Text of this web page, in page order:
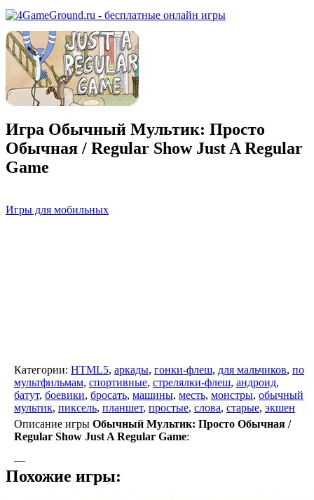
Игра Обычный Мультик: Просто
Обычная / Regular Show Just A Regular
Game
Игры для мобильных
Категории: HTML5, аркады, гонки-флеш, для мальчиков, по
мультфильмам, спортивные, стрелялки-флеш, андроид,
батут, боевики, бросать, машины, месть, монстры, обычный
мультик, пиксель, планшет, простые, слова, старые, экшен
Описание игры Обычный Мультик: Просто Обычная /
Regular Show Just A Regular Game:
—
Похожие игры: